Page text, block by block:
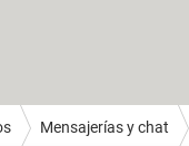
Mensajerías y chat